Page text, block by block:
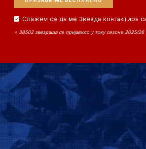
Слажем се да ме Звезда контактира
⭐ 38502 звездаша се пријавило у току сезоне 2025/26